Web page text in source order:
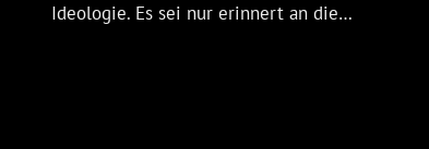
Ideologie. Es sei nur erinnert an die…